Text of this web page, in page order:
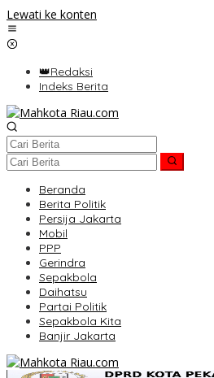
Lewati ke konten
👑Redaksi
Indeks Berita
Beranda
Berita Politik
Persija Jakarta
Mobil
PPP
Gerindra
Sepakbola
Daihatsu
Partai Politik
Sepakbola Kita
Banjir Jakarta